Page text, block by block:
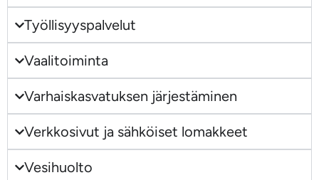
Työllisyyspalvelut
Vaalitoiminta
Varhaiskasvatuksen järjestäminen
Verkkosivut ja sähköiset lomakkeet
Vesihuolto